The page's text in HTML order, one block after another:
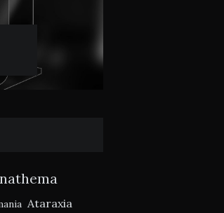
Ataraxia